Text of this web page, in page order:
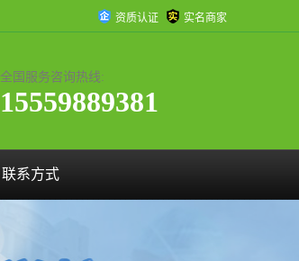
资质认证 实名商家
全国服务咨询热线:
15559889381
联系方式